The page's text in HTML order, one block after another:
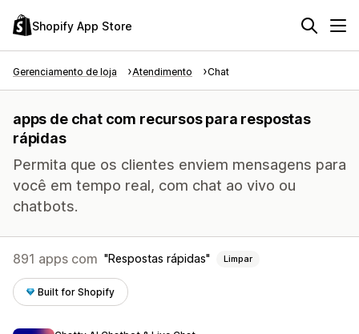
Shopify App Store
Gerenciamento de loja Atendimento Chat
apps de chat com recursos para respostas
rápidas
Permita que os clientes enviem mensagens para
você em tempo real, com chat ao vivo ou
chatbots.
891 apps com Respostas rápidas Limpar
Built for Shopify